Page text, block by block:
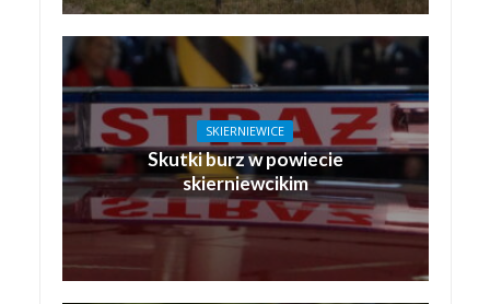
SKIERNIEWICE
Skutki burz w powiecie
skierniewcikim